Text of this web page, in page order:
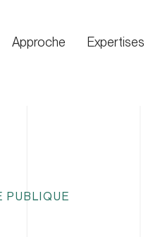
Approche Expertises
PUBLIQUE